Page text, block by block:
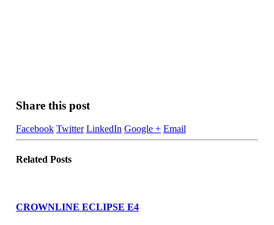
Share this post
Facebook Twitter LinkedIn Google + Email
Related Posts
CROWNLINE ECLIPSE E4